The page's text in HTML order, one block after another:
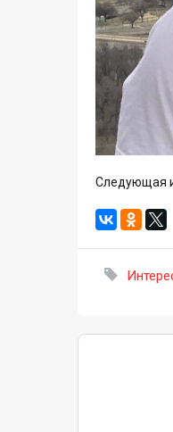
Следующая